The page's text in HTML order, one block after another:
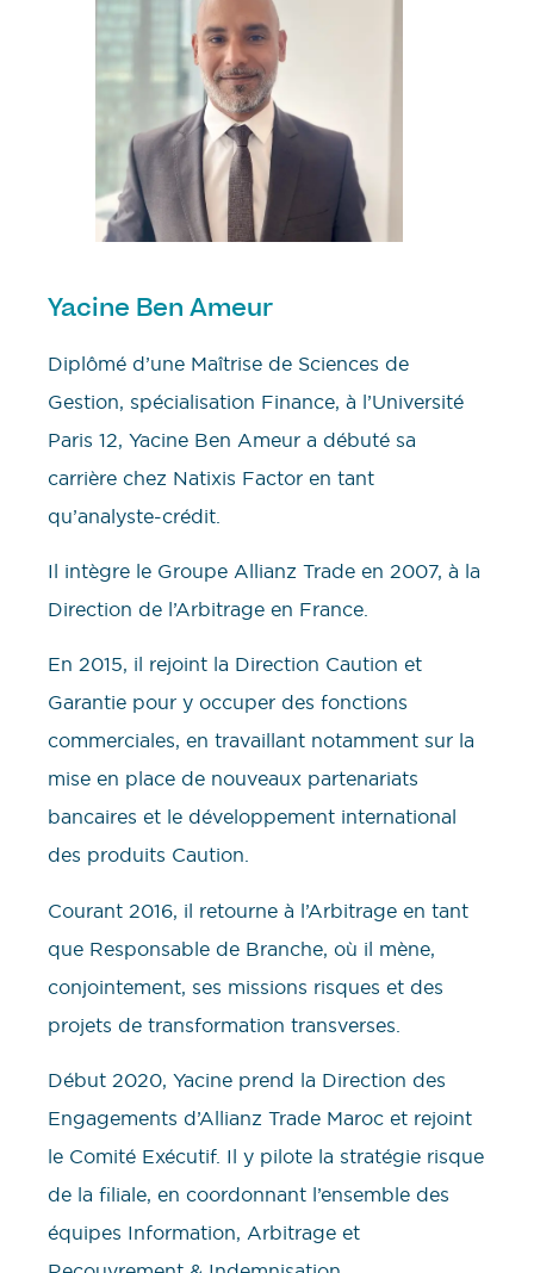
Yacine Ben Ameur
Diplômé d’une Maîtrise de Sciences de
Gestion, spécialisation Finance, à l’Université
Paris 12, Yacine Ben Ameur a débuté sa
carrière chez Natixis Factor en tant
qu’analyste-crédit.
Il intègre le Groupe Allianz Trade en 2007, à la
Direction de l’Arbitrage en France.
En 2015, il rejoint la Direction Caution et
Garantie pour y occuper des fonctions
commerciales, en travaillant notamment sur la
mise en place de nouveaux partenariats
bancaires et le développement international
des produits Caution.
Courant 2016, il retourne à l’Arbitrage en tant
que Responsable de Branche, où il mène,
conjointement, ses missions risques et des
projets de transformation transverses.
Début 2020, Yacine prend la Direction des
Engagements d’Allianz Trade Maroc et rejoint
le Comité Exécutif. Il y pilote la stratégie risque
de la filiale, en coordonnant l’ensemble des
équipes Information, Arbitrage et